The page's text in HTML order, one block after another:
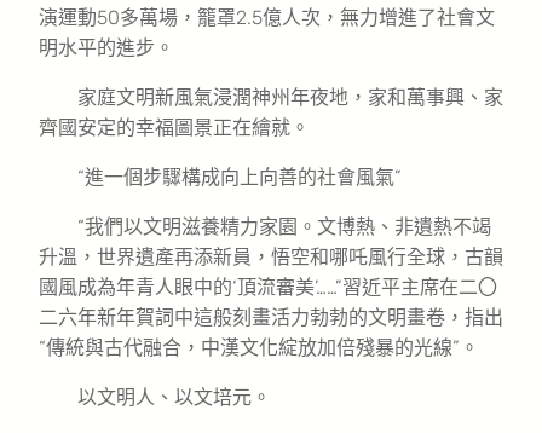
演運動50多萬場，籠罩2.5億人次，無力增進了社會文
明水平的進步。
家庭文明新風氣浸潤神州年夜地，家和萬事興、家
齊國安定的幸福圖景正在繪就。
“進一個步驟構成向上向善的社會風氣”
“我們以文明滋養精力家園。文博熱、非遺熱不竭
升溫，世界遺產再添新員，悟空和哪吒風行全球，古韻
國風成為年青人眼中的‘頂流審美’……”習近平主席在二〇
二六年新年賀詞中這般刻畫活力勃勃的文明畫卷，指出
“傳統與古代融合，中漢文化綻放加倍殘暴的光線”。
以文明人、以文培元。